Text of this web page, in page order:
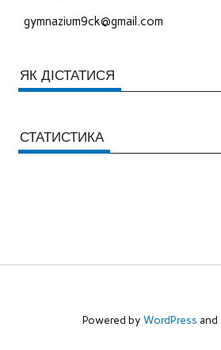
gymnazium9ck@gmail.com
ЯК ДІСТАТИСЯ
СТАТИСТИКА
Powered by WordPress and